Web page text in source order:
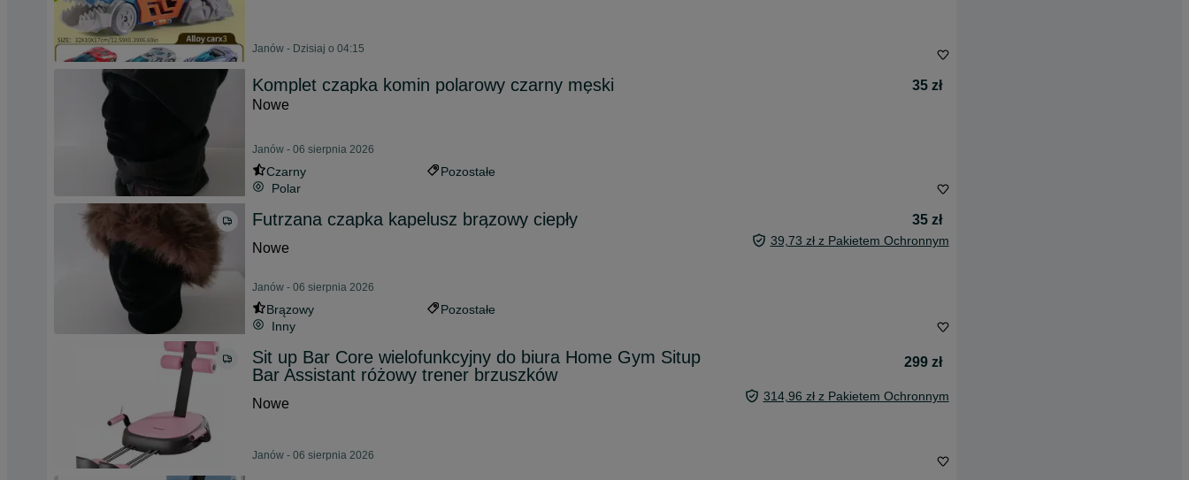
Janów - Dzisiaj o 04:15
Komplet czapka komin polarowy czarny męski
35 zł
Nowe
Janów - 06 sierpnia 2026
Czarny
Pozostałe
Polar
Futrzana czapka kapelusz brązowy ciepły
35 zł
Nowe
39,73 zł z Pakietem Ochronnym
Janów - 06 sierpnia 2026
Brązowy
Pozostałe
Inny
Sit up Bar Core wielofunkcyjny do biura Home Gym Situp
Bar Assistant różowy trener brzuszków
299 zł
Nowe 314,96 zł z Pakietem Ochronnym
Janów - 06 sierpnia 2026